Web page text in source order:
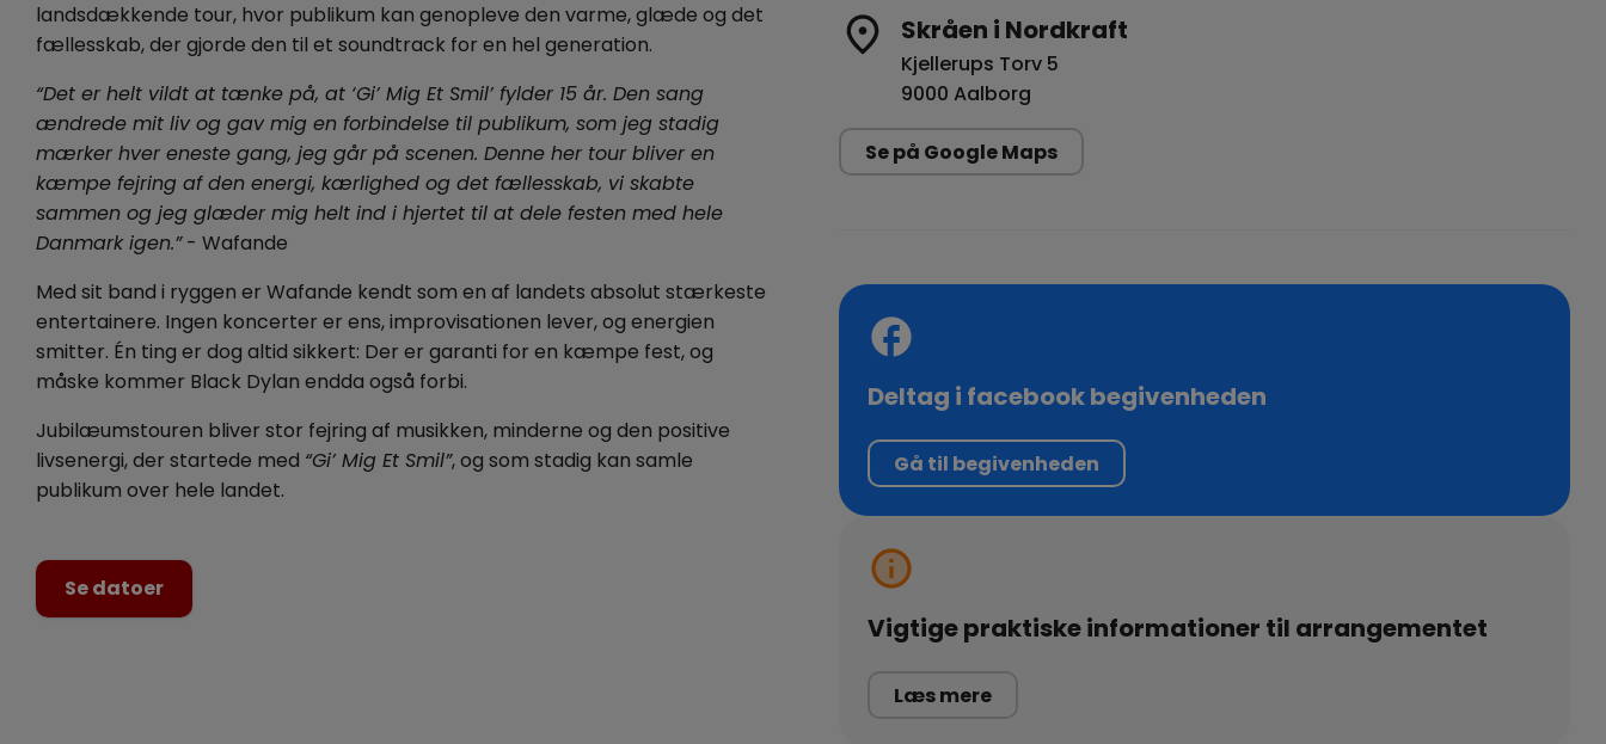
landsdækkende tour, hvor publikum kan genopleve den varme, glæde og det
fællesskab, der gjorde den til et soundtrack for en hel generation.
“Det er helt vildt at tænke på, at ‘Gi’ Mig Et Smil’ fylder 15 år. Den sang
ændrede mit liv og gav mig en forbindelse til publikum, som jeg stadig
mærker hver eneste gang, jeg går på scenen. Denne her tour bliver en
kæmpe fejring af den energi, kærlighed og det fællesskab, vi skabte
sammen og jeg glæder mig helt ind i hjertet til at dele festen med hele
Danmark igen.”- Wafande
Med sit band i ryggen er Wafande kendt som en af landets absolut stærkeste
entertainere. Ingen koncerter er ens, improvisationen lever, og energien
smitter. Én ting er dog altid sikkert: Der er garanti for en kæmpe fest, og
måske kommer Black Dylan endda også forbi.
Jubilæumstouren bliver stor fejring af musikken, minderne og den positive
livsenergi, der startede med “Gi’ Mig Et Smil”, og som stadig kan samle
publikum over hele landet.
Se datoer
Skråen i Nordkraft
Kjellerups Torv 5
9000 Aalborg
Se på Google Maps
Deltag i facebook begivenheden
Gå til begivenheden
Vigtige praktiske informationer til arrangementet
Læs mere